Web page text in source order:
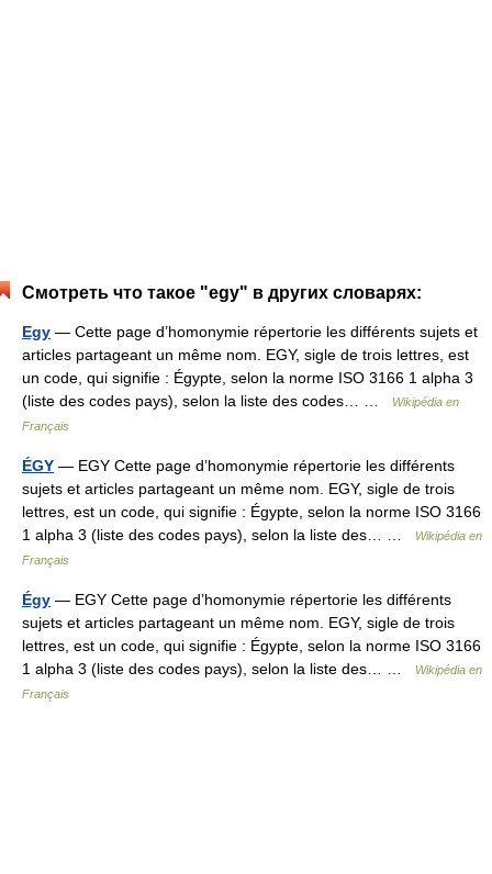
Смотреть что такое "egy" в других словарях:
Egy — Cette page d’homonymie répertorie les différents sujets et
articles partageant un même nom. EGY, sigle de trois lettres, est
un code, qui signifie : Égypte, selon la norme ISO 3166 1 alpha 3
(liste des codes pays), selon la liste des codes… …
Wikipédia en
Français
ÉGY — EGY Cette page d’homonymie répertorie les différents
sujets et articles partageant un même nom. EGY, sigle de trois
lettres, est un code, qui signifie : Égypte, selon la norme ISO 3166
1 alpha 3 (liste des codes pays), selon la liste des… …
Wikipédia en
Français
Égy — EGY Cette page d’homonymie répertorie les différents
sujets et articles partageant un même nom. EGY, sigle de trois
lettres, est un code, qui signifie : Égypte, selon la norme ISO 3166
1 alpha 3 (liste des codes pays), selon la liste des… …
Wikipédia en
Français